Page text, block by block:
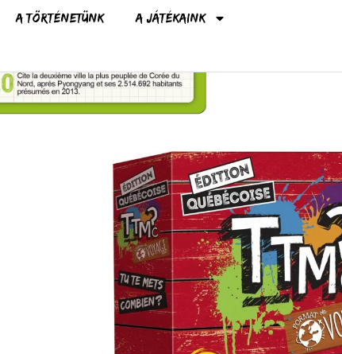
A történetünk A játékaink